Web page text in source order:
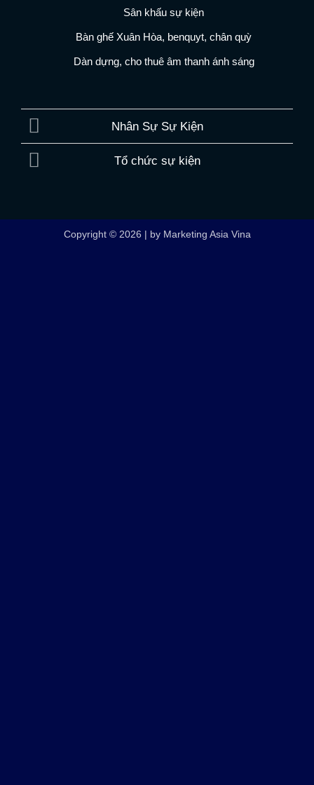
Sân khấu sự kiện
Bàn ghế Xuân Hòa, benquyt, chân quỳ
Dàn dựng, cho thuê âm thanh ánh sáng
Nhân Sự Sự Kiện
Tổ chức sự kiện
Copyright © 2026 | by Marketing Asia Vina